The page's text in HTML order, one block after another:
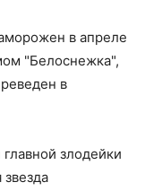
в апреле
"Белоснежка",
в
злодейки